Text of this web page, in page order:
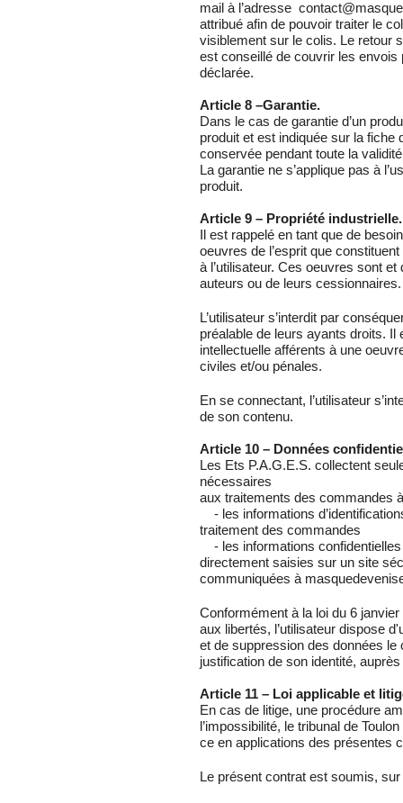
mail à l’adresse
attribué afin de pouvoir traiter le
visiblement sur le colis. Le retour
est conseillé de couvrir les envois
déclarée.
Article 8 –Garantie.
Dans le cas de garantie d’un
produit et est indiquée sur la fiche
conservée pendant toute la
La garantie ne s’applique pas à
produit.
Article 9 – Propriété industrielle.
Il est rappelé en tant que de
oeuvres de l’esprit que
à l’utilisateur. Ces oeuvres sont
auteurs ou de leurs cessionnaires.
L’utilisateur s’interdit par
préalable de leurs ayants droits. Il
intellectuelle afférents à une
civiles et/ou pénales.
En se connectant, l’utilisateur
de son contenu.
Article 10 – Données
Les Ets P.A.G.E.S. collectent
nécessaires
aux traitements des commandes
- les informations
traitement des commandes
- les informations
directement saisies sur un site
communiquées à
Conformément à la loi du 6
aux libertés, l’utilisateur dispose
et de suppression des données
justification de son identité,
Article 11 – Loi applicable et
En cas de litige, une procédure
l’impossibilité, le tribunal de
ce en applications des présentes
Le présent contrat est soumis,